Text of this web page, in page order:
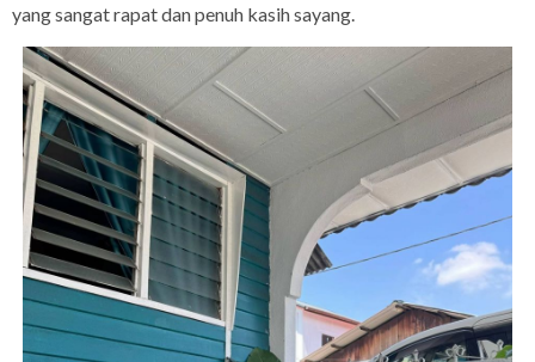
yang sangat rapat dan penuh kasih sayang.